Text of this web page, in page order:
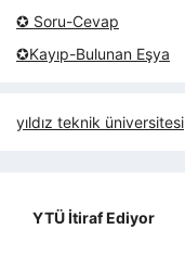
✪ Soru-Cevap
✪Kayıp-Bulunan Eşya
yıldız teknik üniversitesi
YTÜ İtiraf Ediyor